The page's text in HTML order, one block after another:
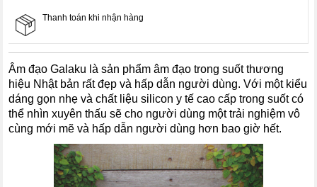
Thanh toán khi nhận hàng
Âm đạo Galaku là sản phẩm âm đạo trong suốt thương
hiệu Nhật bản rất đẹp và hấp dẫn người dùng. Với một kiểu
dáng gọn nhẹ và chất liệu silicon y tế cao cấp trong suốt có
thể nhìn xuyên thấu sẽ cho người dùng một trải nghiệm vô
cùng mới mẽ và hấp dẫn người dùng hơn bao giờ hết.